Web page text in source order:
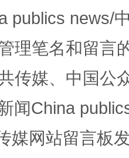
工作
publics news/
理笔名和留言
传媒、中国公
闻China
媒网站留言板